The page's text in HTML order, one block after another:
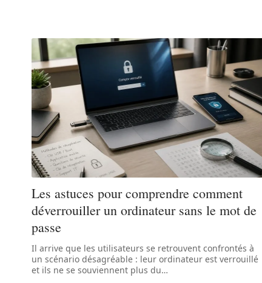
Les astuces pour comprendre comment
déverrouiller un ordinateur sans le mot de
passe
Il arrive que les utilisateurs se retrouvent confrontés à
un scénario désagréable : leur ordinateur est verrouillé
et ils ne se souviennent plus du…